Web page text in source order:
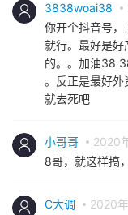
3838woai38
你开个抖音号，
就行。最好是好
的。。加油38
。反正是最好外
就去死吧
小哥哥
2020
8哥，就这样搞
C大调
2020